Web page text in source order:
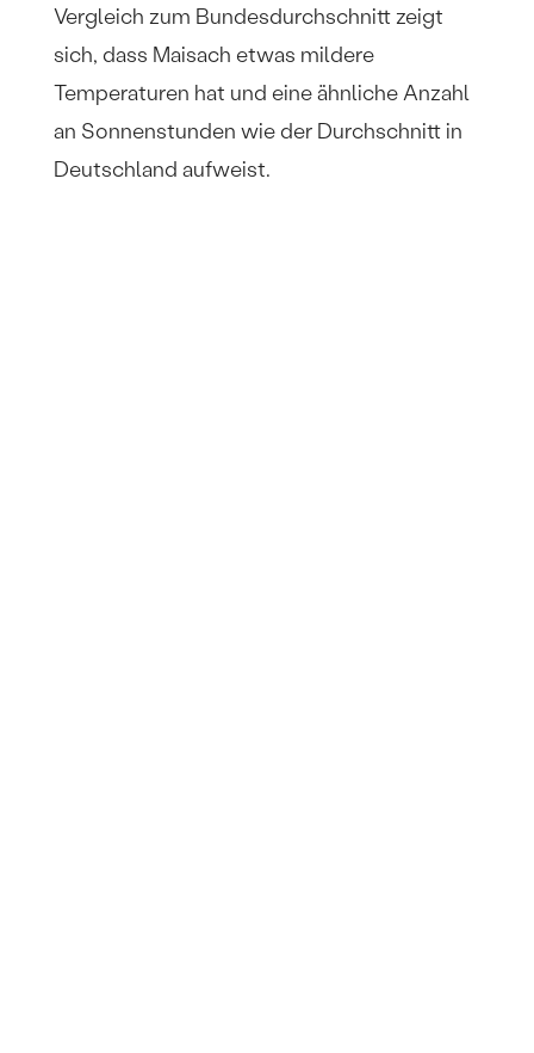
Vergleich zum Bundesdurchschnitt zeigt
sich, dass Maisach etwas mildere
Temperaturen hat und eine ähnliche Anzahl
an Sonnenstunden wie der Durchschnitt in
Deutschland aufweist.